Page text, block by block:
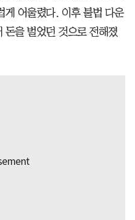
게 어울렸다. 이후 불법 다운
돈을 벌었던 것으로 전해졌